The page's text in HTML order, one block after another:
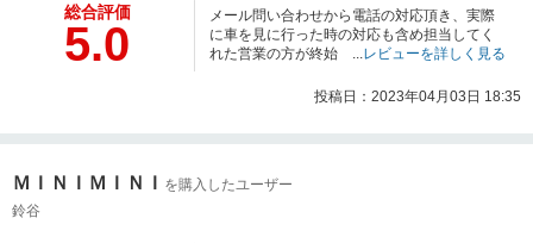
総合評価
5.0
メール問い合わせから電話の対応頂き、実際
に車を見に行った時の対応も含め担当してく
れた営業の方が終始 ... レビューを詳しく見る
投稿日：2023年04月03日 18:35
ＭＩＮＩＭＩＮＩ を購入したユーザー
鈴谷